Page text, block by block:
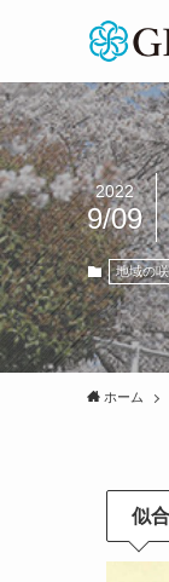
2022
9/09
地域の
ホーム
似